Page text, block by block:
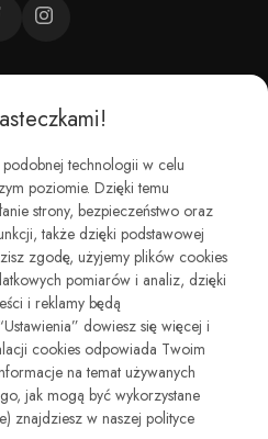
technologii w celu
poziomie. Dzięki temu
strony, bezpieczeństwo oraz
także dzięki podstawowej
zgodę, użyjemy plików cookies
pomiarów i analiz, dzięki
i reklamy będą
dowiesz się więcej i
cookies odpowiada Twoim
na temat używanych
jak mogą być wykorzystane
znajdziesz w naszej polityce